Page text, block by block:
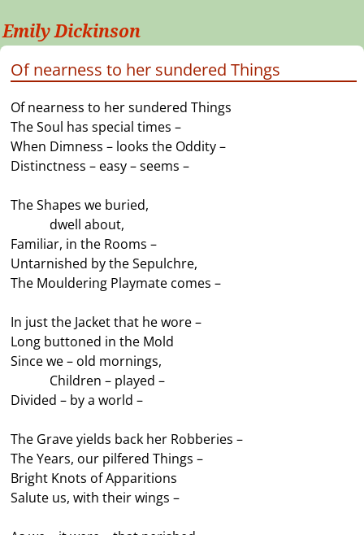
Emily Dickinson
Of nearness to her sundered Things
Of nearness to her sundered Things
The Soul has special times –
When Dimness – looks the Oddity –
Distinctness – easy – seems –
The Shapes we buried,
———dwell about,
Familiar, in the Rooms –
Untarnished by the Sepulchre,
The Mouldering Playmate comes –
In just the Jacket that he wore –
Long buttoned in the Mold
Since we – old mornings,
Children – played –
Divided – by a world –
The Grave yields back her Robberies –
The Years, our pilfered Things –
Bright Knots of Apparitions
Salute us, with their wings –